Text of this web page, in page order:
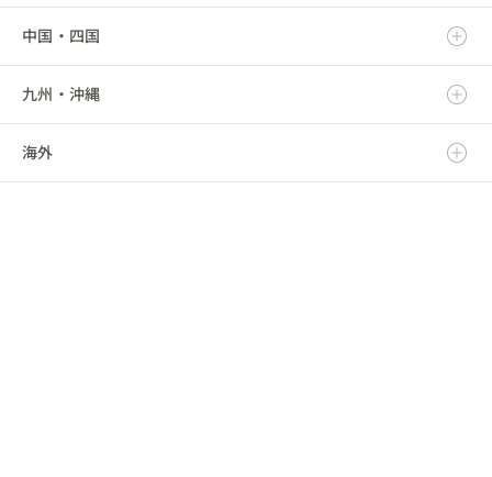
山形県
福島県
埼玉県
千葉県
東京都
愛知県
三重県
富山県
石川県
福井県
滋賀県
京都府
大阪府
中国・四国
鳥取県
島根県
九州・沖縄
福岡県
海外